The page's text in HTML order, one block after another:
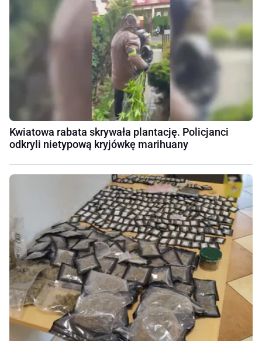
Kwiatowa rabata skrywała plantację. Policjanci
odkryli nietypową kryjówkę marihuany